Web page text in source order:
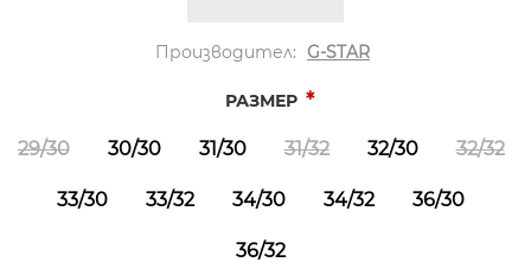
Производител: G-STAR
РАЗМЕР *
29/30 30/30 31/30 31/32 32/30 32/32
33/30 33/32 34/30 34/32 36/30
36/32